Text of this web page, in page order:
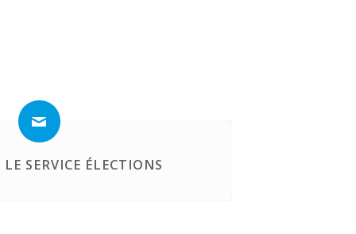
SERVICE ÉLECTIONS